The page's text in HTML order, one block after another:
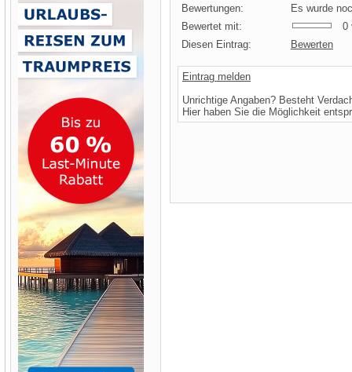
Bewertungen:
Es wurde
Bewertet mit:
0
Diesen Eintrag:
Bewerten
Eintrag melden
Unrichtige Angaben? Besteht
Hier haben Sie die Möglichkeit